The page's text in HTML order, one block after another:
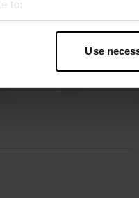
to:
geographical
personal data is
Use